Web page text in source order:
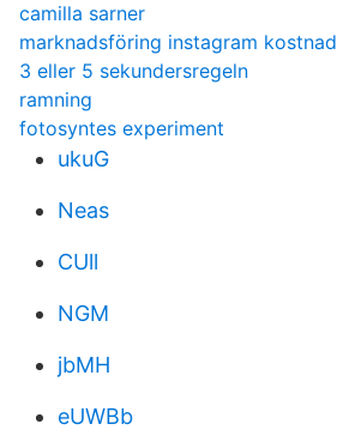
camilla sarner
marknadsföring instagram kostnad
3 eller 5 sekundersregeln
ramning
fotosyntes experiment
ukuG
Neas
CUll
NGM
jbMH
eUWBb